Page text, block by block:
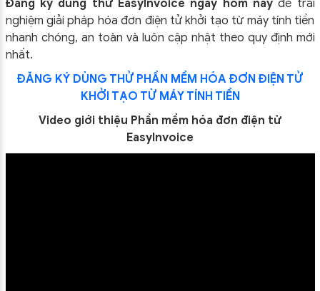
Đăng ký dùng thử EasyInvoice ngay hôm nayđể trải
nghiệm giải pháp hóa đơn điện tử khởi tạo từ máy tính tiền
nhanh chóng, an toàn và luôn cập nhật theo quy định mới
nhất.
ĐĂNG KÝ DÙNG THỬ PHẦN MỀM HÓA ĐƠN ĐIỆN TỬ
KHỞI TẠO TỪ MÁY TÍNH TIỀN
Video giới thiệu Phần mềm hóa đơn điện tử
EasyInvoice